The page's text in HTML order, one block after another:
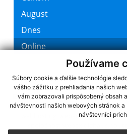
Používame
Súbory cookie a ďalšie technológie
vášho zážitku z prehliadania našich
vám zobrazovali prispôsobený obsah
návštevnosti našich webových stránok
návštevníci
využite možnosť získavania
CMS systém (redakčný) systém
webex.digital, s.r.o.,